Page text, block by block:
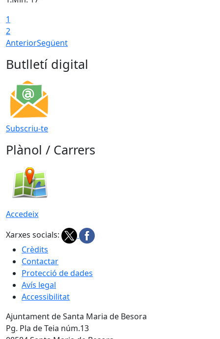
1
2
AnteriorSegüent
Butlletí digital
Subscriu-te
Plànol / Carrers
Accedeix
Xarxes socials:
Crèdits
Contactar
Protecció de dades
Avís legal
Accessibilitat
Ajuntament de Santa Maria de Besora
Pg. Pla de Teia núm.13